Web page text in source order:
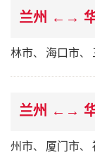
兰州 ←→
林市、 海口市、
兰州 ←→
州市、 厦门市、